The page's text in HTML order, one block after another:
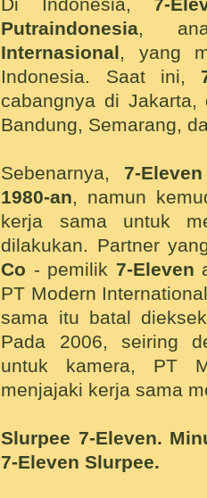
Putraindonesia ,
Internasional , yang
Indonesia. Saat ini,
cabangnya di
Bandung, Semarang,
Sebenarnya, 7-Eleven
1980-an , namun
kerja sama untuk
dilakukan. Partner
Co - pemilik 7-Eleven
PT Modern
sama itu batal
Pada 2006, seiring
untuk kamera, PT
menjajaki kerja sama
Slurpee 7-Eleven.
7-Eleven Slurpee.